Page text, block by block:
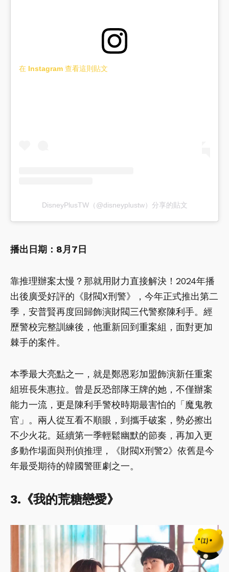
在 Instagram 查看這則貼文
DisneyPlusTW（@disneyplustw）分享的貼文
播出日期：8月7日
靠推理辦案太慢？那就用財力直接解決！2024年播
出後廣受好評的《財閥X刑警》，今年正式推出第二
季，安普賢再度回歸飾演財閥三代警察陳利手。經
歷警校完整訓練後，他重新回到重案組，面對更加
棘手的案件。
本季最大亮點之一，就是鄭恩彩加盟飾演新任重案
組班長朱惠拉。曾是反恐部隊王牌的她，不僅辦案
能力一流，更是陳利手警校時期最害怕的「魔鬼教
官」。兩人從互看不順眼，到攜手破案，勢必擦出
不少火花。延續第一季輕鬆幽默的節奏，再加入更
多動作場面與刑偵推理，《財閥X刑警2》依舊是今
年最受期待的韓國警匪劇之一。
3.《我的荒糖戀愛》